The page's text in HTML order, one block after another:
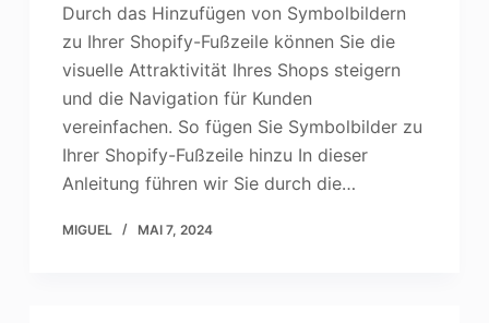
Durch das Hinzufügen von Symbolbildern
zu Ihrer Shopify-Fußzeile können Sie die
visuelle Attraktivität Ihres Shops steigern
und die Navigation für Kunden
vereinfachen. So fügen Sie Symbolbilder zu
Ihrer Shopify-Fußzeile hinzu In dieser
Anleitung führen wir Sie durch die…
MIGUEL MAI 7, 2024